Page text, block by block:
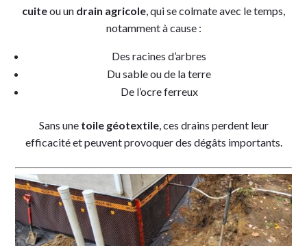
cuiteou un drain agricole, qui se colmate avec le temps,
notamment à cause :
Des racines d’arbres
Du sable ou de la terre
De l’ocre ferreux
Sans une toile géotextile, ces drains perdent leur
efficacité et peuvent provoquer des dégâts importants.